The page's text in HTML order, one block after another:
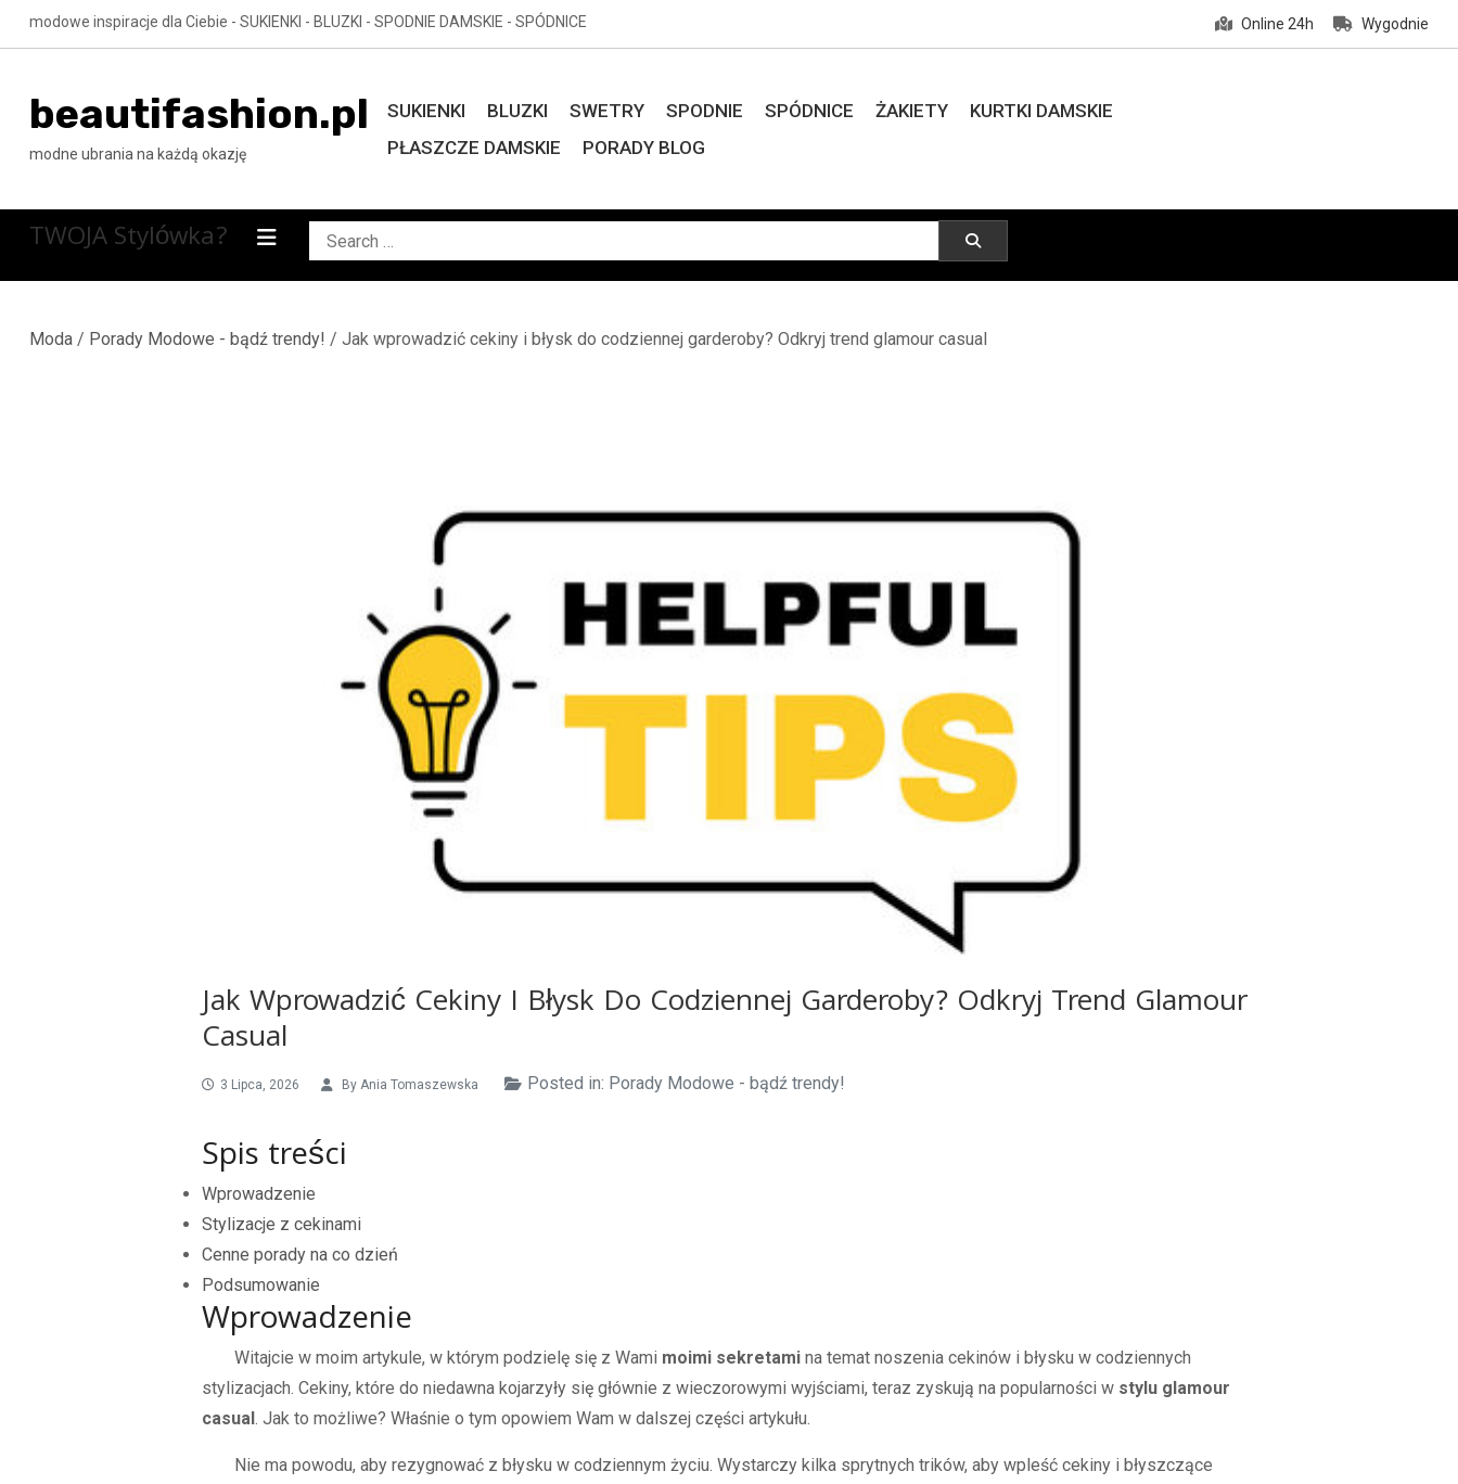
Skip
to
modowe inspiracje dla Ciebie - SUKIENKI - BLUZKI - SPODNIE DAMSKIE - SPÓDNICE Online 24h Wygodnie
beautifashion.pl
modne ubrania na każdą okazję
SUKIENKI BLUZKI SWETRY SPODNIE SPÓDNICE ŻAKIETY
KURTKI DAMSKIE
PŁASZCZE DAMSKIE
PORADY BLOG
TWOJA Stylówka?
Search
for:
Moda/ Porady Modowe - bądź trendy! / Jak wprowadzić cekiny i błysk do codziennej garderoby? Odkryj trend glamour casual
Jak Wprowadzić Cekiny I Błysk Do Codziennej Garderoby? Odkryj Trend Glamour
Casual
3 Lipca, 2026 By Ania Tomaszewska Posted in: Porady Modowe - bądź trendy!
Spis treści
Wprowadzenie
Stylizacje z cekinami
Cenne porady na co dzień
Podsumowanie
Wprowadzenie
Witajcie w moim artykule, w którym podzielę się z Wami moimi sekretamina temat noszenia cekinów i błysku w codziennych
stylizacjach. Cekiny, które do niedawna kojarzyły się głównie z wieczorowymi wyjściami, teraz zyskują na popularności w stylu glamour
casual. Jak to możliwe? Właśnie o tym opowiem Wam w dalszej części artykułu.
Nie ma powodu, aby rezygnować z błysku w codziennym życiu. Wystarczy kilka sprytnych trików, aby wpleść cekiny i błyszczące